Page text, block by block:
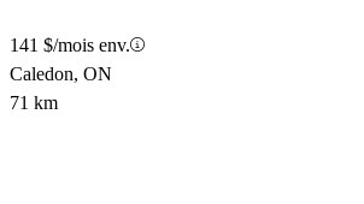
141 $/mois env.
Caledon, ON
71 km